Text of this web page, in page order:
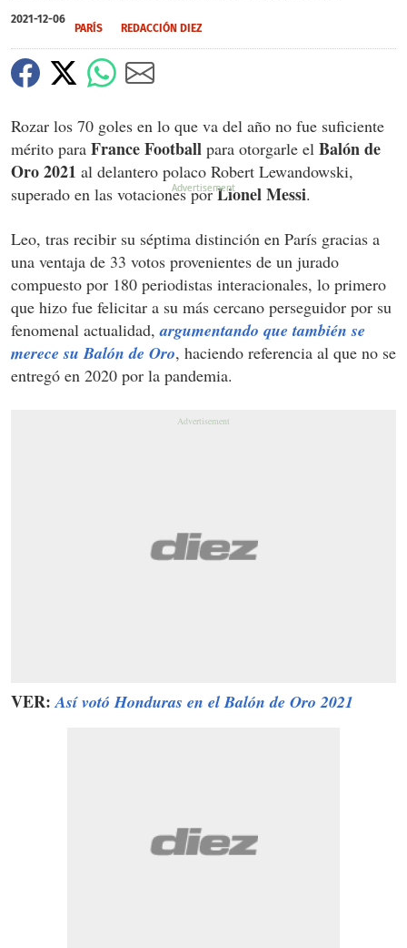
2021-12-06
PARÍS REDACCIÓN DIEZ
Rozar los 70 goles en lo que va del año no fue suficiente
mérito para France Football para otorgarle el Balón de
Oro 2021 al delantero polaco Robert Lewandowski,
superado en las votaciones porLionel Messi.
Leo, tras recibir su séptima distinción en París gracias a
una ventaja de 33 votos provenientes de un jurado
compuesto por 180 periodistas interacionales, lo primero
que hizo fue felicitar a su más cercano perseguidor por su
fenomenal actualidad,argumentando que también se
merece su Balón de Oro, haciendo referencia al que no se
entregó en 2020 por la pandemia.
VER:Así votó Honduras en el Balón de Oro 2021